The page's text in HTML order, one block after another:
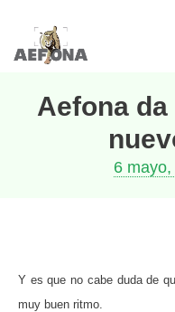
Saltar
Aefona
6
Y es que no cabe duda de
muy buen ritmo.